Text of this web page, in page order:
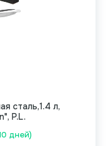
дней)
сталь,1.4 л,
P.L.